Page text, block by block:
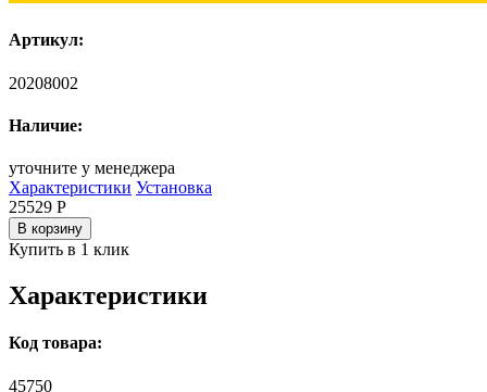
Артикул:
20208002
Наличие:
уточните у менеджера
Характеристики Установка
25529 Р
В корзину
Купить в 1 клик
Характеристики
Код товара:
45750